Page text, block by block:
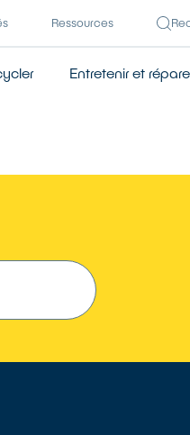
Ressources
Entretenir et